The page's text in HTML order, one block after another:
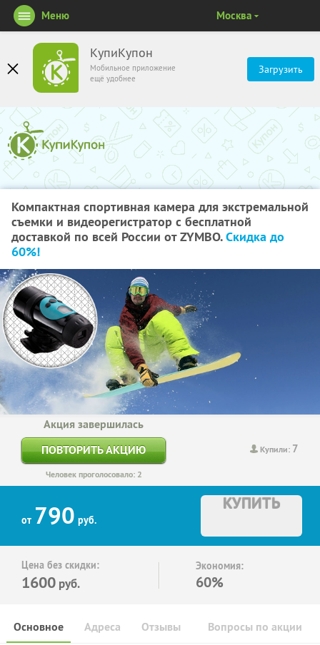
КупиКупон
Мобильное приложение
ещё удобнее
Загрузить
Меню Москва
Компактная спортивная камера для экстремальной
съемки и видеорегистратор с бесплатной
доставкой по всей России от ZYMBO.Скидка до
60%!
Купили: 7
Акция завершилась
ПОВТОРИТЬ АКЦИЮ
Человек проголосовало: 2
от 790 руб.
КУПИТЬ
Цена без скидки:
1600 руб.
Экономия:
60%
Основное Отзывы Вопросы по акции
Адреса